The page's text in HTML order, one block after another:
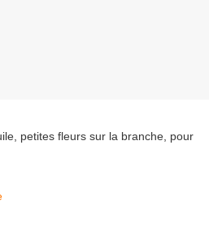
petites fleurs sur la branche, pour